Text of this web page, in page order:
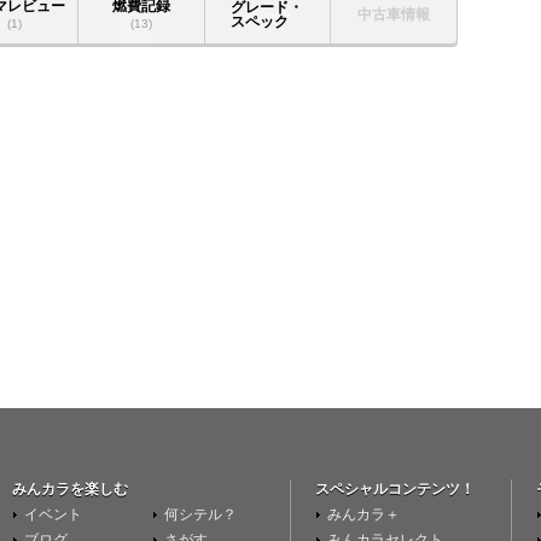
レビュー
(1)
燃費記録
(13)
グレード・
スペック
中古車情報
みんカラを楽しむ
イベント
何シテル？
スペシャルコンテンツ！
みんカラ＋